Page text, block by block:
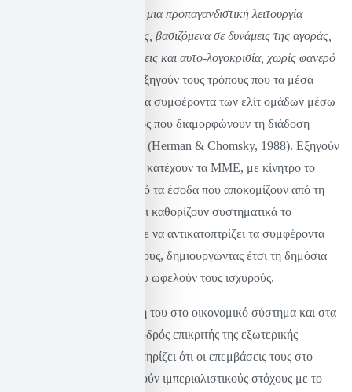
θεσμοί που πραγματοποιούν μια προπαγανδιστική λειτουργία
υποστήριξης του συστήματος, βασιζόμενα σε δυνάμεις της αγοράς,
εσωτερικοποιημένες υποθέσεις και αυτο-λογοκρισία, χωρίς φανερό
». Στο βιβλίο εξηγούν τους τρόπους που τα μέσα
ενημέρωσης εξυπηρετούν τα συμφέροντα των ελίτ ομάδων μέσω
μηχανισμών φιλτραρίσματος που διαμορφώνουν τη διάδοση
ειδήσεων και πληροφοριών (Herman & Chomsky, 1988). Εξηγούν
δηλαδή ότι οι εταιρείες που κατέχουν τα ΜΜΕ, με κίνητρο το
κέρδος και εξαρτώμενες από τα έσοδα που αποκομίζουν από τη
διαφήμιση, χειραγωγούν και καθορίζουν συστηματικά το
περιεχόμενο ειδήσεων ώστε να αντικατοπτρίζει τα συμφέροντα
των εταιρειών και του κράτους, δημιουργώντας έτσι τη δημόσια
συναίνεση για πολιτικές που ωφελούν τους ισχυρούς.
Εκτός όμως από την κριτική του στο οικονομικό σύστημα και στα
ΜΜΕ, ο Τσόμσκι είναι σφοδρός επικριτής της εξωτερικής
πολιτικής των ΗΠΑ. Υποστηρίζει ότι οι επεμβάσεις τους στο
εξωτερικό συχνά εξυπηρετούν ιμπεριαλιστικούς στόχους με το